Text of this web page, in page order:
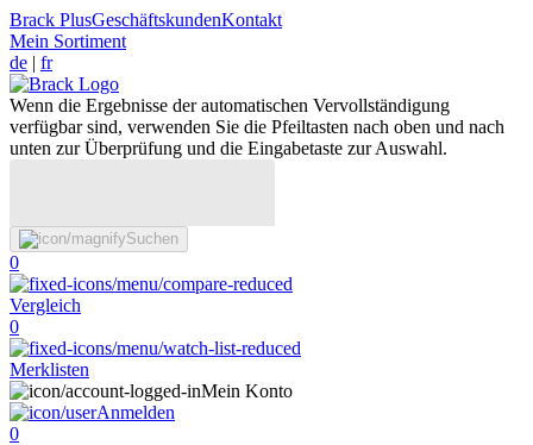
Brack PlusGeschäftskundenKontakt
Mein Sortiment
de | fr
Wenn die Ergebnisse der automatischen Vervollständigung
verfügbar sind, verwenden Sie die Pfeiltasten nach oben und nach
unten zur Überprüfung und die Eingabetaste zur Auswahl.
Suchen
0
Vergleich
0
Merklisten
Mein Konto
Anmelden
0